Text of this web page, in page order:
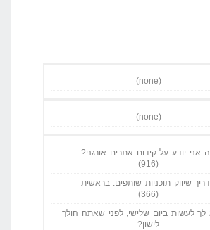
(none)
(none)
אני יודע על קידום אתרים אורגני?
(916)
שיווק תוכניות שותפים: בראשית
(366)
לעשות ביום שלישי, לפני שאתה הולך
לישון?